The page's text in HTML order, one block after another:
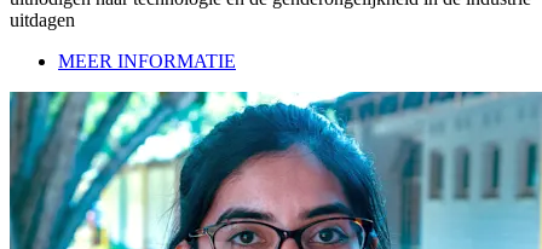
uitdagen
MEER INFORMATIE